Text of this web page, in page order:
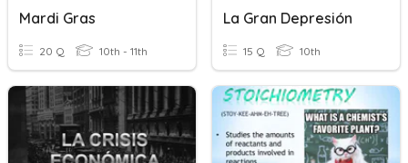
Mardi Gras
20 Q 10th - 11th
La Gran Depresión
15 Q 10th